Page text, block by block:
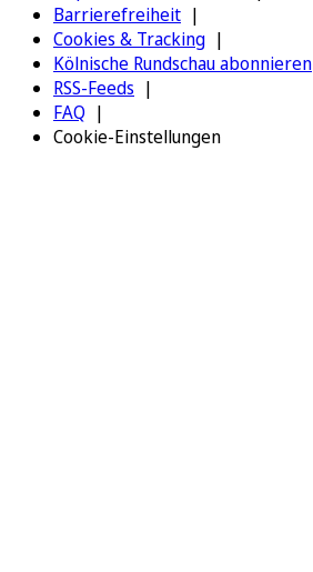
Barrierefreiheit
Cookies & Tracking
Kölnische Rundschau abonnieren
RSS-Feeds
FAQ
Cookie-Einstellungen